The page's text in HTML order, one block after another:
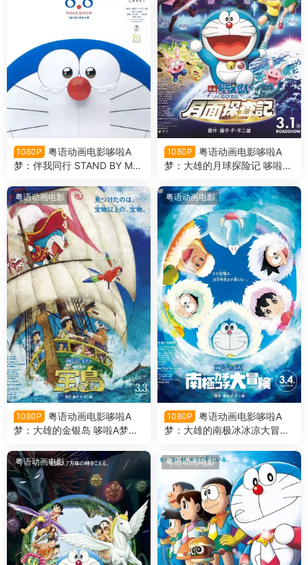
1080P
粤语动画电影哆啦A
梦：伴我同行 STAND BY M
1080P
粤语动画电影哆啦A
梦：大雄的月球探险记 哆啦A
粤语版
粤语动画电影
1080P
粤语动画电影哆啦A
梦：大雄的金银岛 哆啦A梦剧
粤语动画电影
1080P
粤语动画电影哆啦A
梦：大雄的南极冰冰凉大冒险
冰冰凉大冒险粤语版
粤语动画电影 粤语动画电影